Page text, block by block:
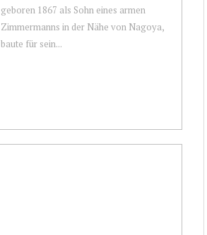
geboren 1867 als Sohn eines armen
Zimmermanns in der Nähe von Nagoya,
baute für sein...